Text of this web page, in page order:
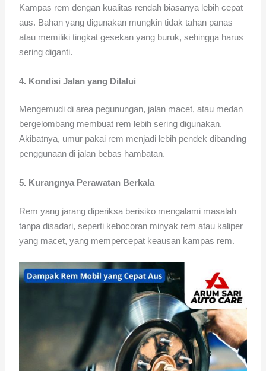
Kampas rem dengan kualitas rendah biasanya lebih cepat
aus. Bahan yang digunakan mungkin tidak tahan panas
atau memiliki tingkat gesekan yang buruk, sehingga harus
sering diganti.
4. Kondisi Jalan yang Dilalui
Mengemudi di area pegunungan, jalan macet, atau medan
bergelombang membuat rem lebih sering digunakan.
Akibatnya, umur pakai rem menjadi lebih pendek dibanding
penggunaan di jalan bebas hambatan.
5. Kurangnya Perawatan Berkala
Rem yang jarang diperiksa berisiko mengalami masalah
tanpa disadari, seperti kebocoran minyak rem atau kaliper
yang macet, yang mempercepat keausan kampas rem.